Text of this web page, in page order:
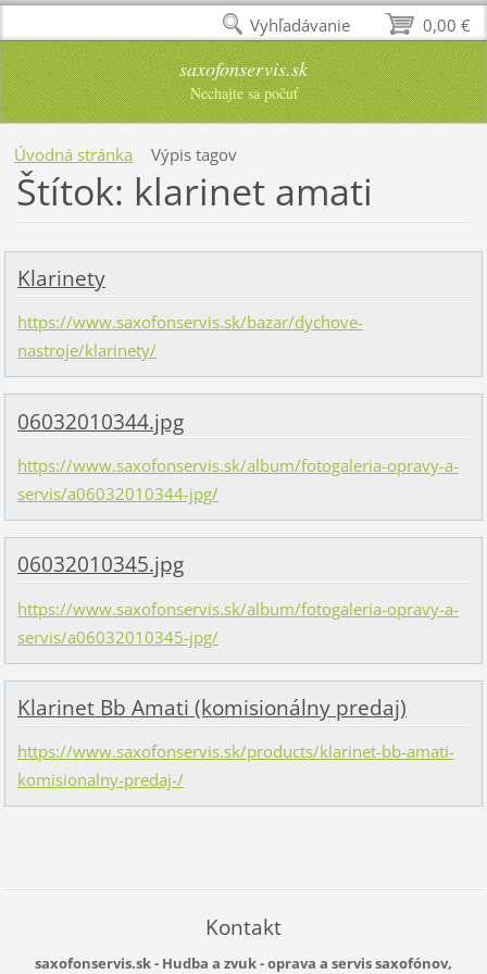
saxofonservis.sk
Nechajte sa počuť
Úvodná stránka Výpis tagov
Štítok: klarinet amati
Klarinety
https://www.saxofonservis.sk/bazar/dychove-
nastroje/klarinety/
06032010344.jpg
https://www.saxofonservis.sk/album/fotogaleria-opravy-a-
servis/a06032010344-jpg/
06032010345.jpg
https://www.saxofonservis.sk/album/fotogaleria-opravy-a-
servis/a06032010345-jpg/
Klarinet Bb Amati (komisionálny predaj)
https://www.saxofonservis.sk/products/klarinet-bb-amati-
komisionalny-predaj-/
Kontakt
saxofonservis.sk - Hudba a zvuk - oprava a servis saxofónov,
0,00 €
Vyhľadávanie